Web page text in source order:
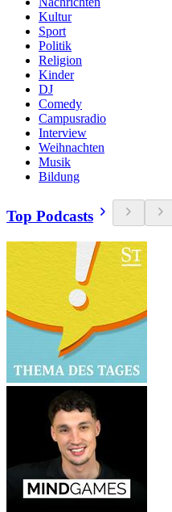
Kultur
Sport
Politik
Religion
Kinder
DJ
Comedy
Campusradio
Interview
Weihnachten
Musik
Bildung
Top Podcasts